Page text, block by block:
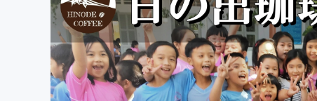
テクノロジー・ガジェット
映像・映画